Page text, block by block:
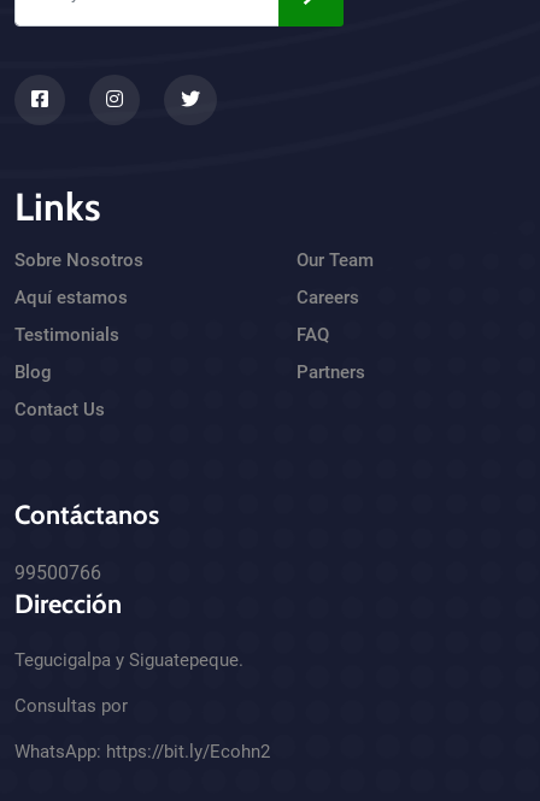
Links
Sobre Nosotros
Aquí estamos
Testimonials
Blog
Contact Us
Our Team
Careers
FAQ
Partners
Contáctanos
99500766
Dirección
Tegucigalpa y Siguatepeque.
Consultas por
WhatsApp: https://bit.ly/Ecohn2